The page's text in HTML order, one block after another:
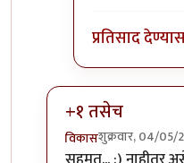
प्रतिसाद
+१ तसेच
विकासशुक्रवार, 04/05/